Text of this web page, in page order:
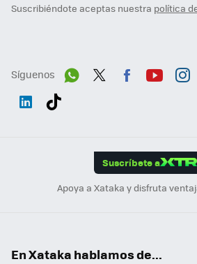
Suscribiéndote aceptas nuestra política
Síguenos
Suscríbete a
Apoya a Xataka y disfruta
En Xataka hablamos de...